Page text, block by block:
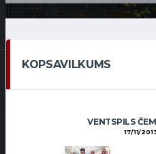
KOPSAVILKUMS
VENTSPILS
17/11/